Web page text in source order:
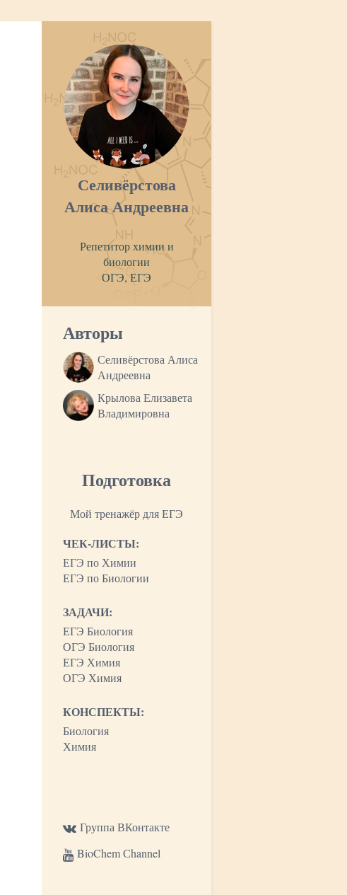
Селивёрстова
Алиса Андреевна
Репетитор химии и
биологии
ОГЭ, ЕГЭ
Авторы
Селивёрстова Алиса
Андреевна
Крылова Елизавета
Владимировна
Подготовка
Мой тренажёр для ЕГЭ
ЧЕК-ЛИСТЫ:
ЕГЭ по Химии
ЕГЭ по Биологии
ЗАДАЧИ:
ЕГЭ Биология
ОГЭ Биология
ЕГЭ Химия
ОГЭ Химия
КОНСПЕКТЫ:
Биология
Химия
Группа ВКонтакте
BioChem Сhannel